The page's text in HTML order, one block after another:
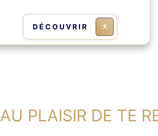
DÉCOUVRIR
AU PLAISIR DE TE